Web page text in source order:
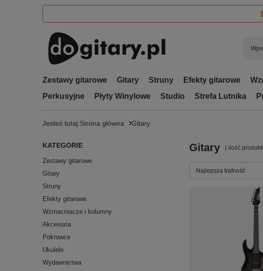
Zestawy gitarowe Gitary Struny Efekty gitarowe
Perkusyjne
Płyty Winylowe Studio Strefa Lutnika
Jesteś tutaj:Strona główna Gitary
KATEGORIE
Zestawy gitarowe
Gitary
Struny
Efekty gitarowe
Wzmacniacze i kolumny
Akcesoria
Pokrowce
Ukulele
Wydawnictwa
Gitary ( ilość
Zmień sortowanie
Najlepsza trafność